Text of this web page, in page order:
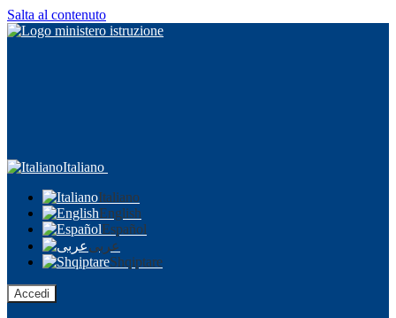
Salta al contenuto
Italiano
Italiano
English
Español
عربى
Shqiptare
Accedi